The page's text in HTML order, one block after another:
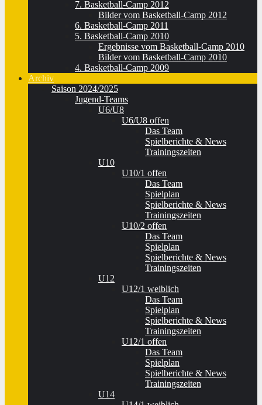
7. Basketball-Camp 2012
Bilder vom Basketball-Camp 2012
6. Basketball-Camp 2011
5. Basketball-Camp 2010
Ergebnisse vom Basketball-Camp 2010
Bilder vom Basketball-Camp 2010
4. Basketball-Camp 2009
Archiv
Saison 2024/2025
Jugend-Teams
U6/U8
U6/U8 offen
Das Team
Spielberichte & News
Trainingszeiten
U10
U10/1 offen
Das Team
Spielplan
Spielberichte & News
Trainingszeiten
U10/2 offen
Das Team
Spielplan
Spielberichte & News
Trainingszeiten
U12
U12/1 weiblich
Das Team
Spielplan
Spielberichte & News
Trainingszeiten
U12/1 offen
Das Team
Spielplan
Spielberichte & News
Trainingszeiten
U14